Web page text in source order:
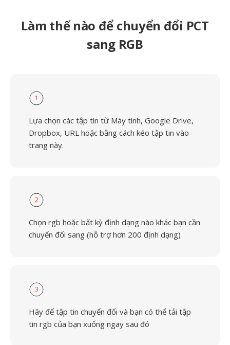
Làm thế nào để chuyển đổi PCT
sang RGB
1
Lựa chọn các tập tin từ Máy tính, Google Drive,
Dropbox, URL hoặc bằng cách kéo tập tin vào
trang này.
2
Chọn rgb hoặc bất kỳ định dạng nào khác bạn cần
chuyển đổi sang (hỗ trợ hơn 200 định dạng)
3
Hãy để tập tin chuyển đổi và bạn có thể tải tập
tin rgb của bạn xuống ngay sau đó